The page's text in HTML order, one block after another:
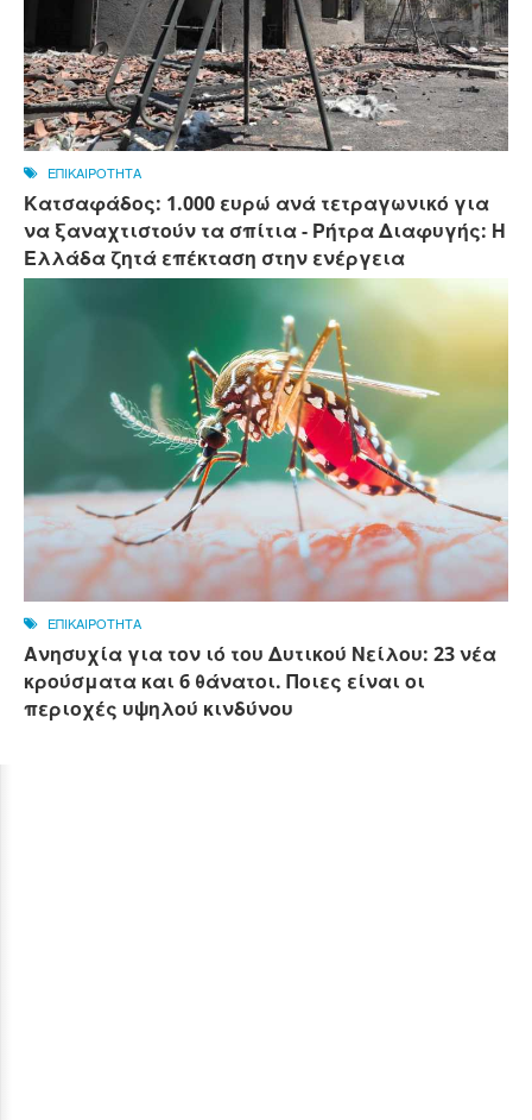
ΕΠΙΚΑΙΡΟΤΗΤΑ
Κατσαφάδος: 1.000 ευρώ ανά τετραγωνικό για
να ξαναχτιστούν τα σπίτια - Ρήτρα Διαφυγής: Η
Ελλάδα ζητά επέκταση στην ενέργεια
ΕΠΙΚΑΙΡΟΤΗΤΑ
Ανησυχία για τον ιό του Δυτικού Νείλου: 23 νέα
κρούσματα και 6 θάνατοι. Ποιες είναι οι
περιοχές υψηλού κινδύνου